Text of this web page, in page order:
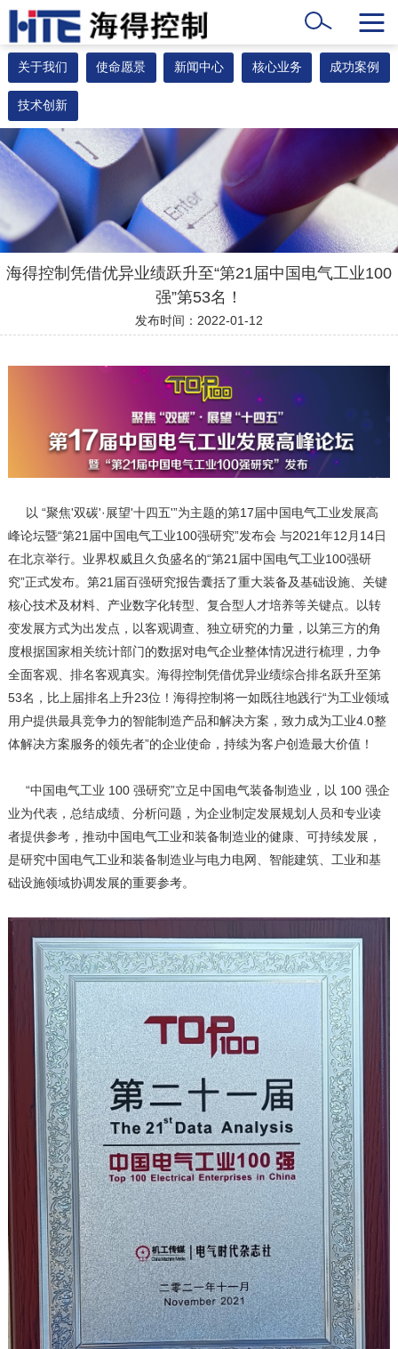
关于我们 使命愿景 新闻中心 核心业务 成功案例
技术创新
海得控制凭借优异业绩跃升至“第21届中国电气工业100
强”第53名！
发布时间：2022-01-12
以 “聚焦'双碳'·展望'十四五'”为主题的第17届中国电气工业发展高
峰论坛暨“第21届中国电气工业100强研究”发布会 与2021年12月14日
在北京举行。 业界权威且久负盛名的“第21届中国电气工业100强研
究”正式发布。第21届百强研究报告囊括了重大装备及基础设施、关键
核心技术及材料、产业数字化转型、复合型人才培养等关键点。
以转
变发展方式为出发点，以客观调查、独立研究的力量，以第三方的角
度根据国家相关统计部门的数据对电气企业整体情况进行梳理， 力争
全面客观、排名客观真实。 海得控制凭借优异业绩综合排名跃升至第
53名，比上届排名上升23位！海得控制将一如既往地践行“为工业领域
用户提供最具竞争力的智能制造产品和解决方案，致力成为工业4.0整
体解决方案服务的领先者”的企业使命，持续为客户创造最大价值！
“中国电气工业 100 强研究”立足中国电气装备制造业，以 100 强企
业为代表，总结成绩、分析问题，为企业制定发展规划人员和专业读
者提供参考，推动中国电气工业和装备制造业的健康、可持续发展，
是研究中国电气工业和装备制造业与电力电网、智能建筑、工业和基
础设施领域协调发展的重要参考。